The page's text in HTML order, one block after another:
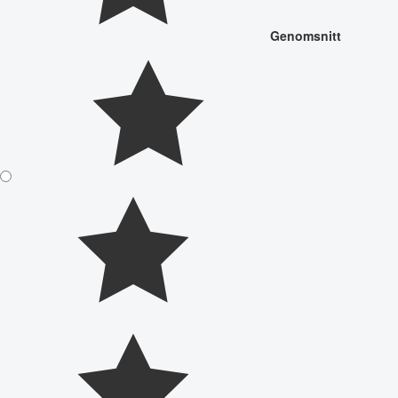
Genomsnitt